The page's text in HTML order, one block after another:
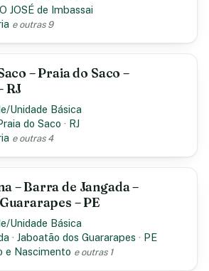
JOSÉ de Imbassai
e outras 9
– Praia do Saco –
RJ
Unidade Básica
do Saco · RJ
e outras 4
– Barra de Jangada –
– PE
Unidade Básica
·Jaboatão dos Guararapes · PE
e Nascimento e outras 1